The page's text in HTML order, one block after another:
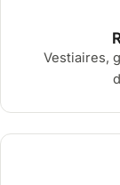
Vestiaires,